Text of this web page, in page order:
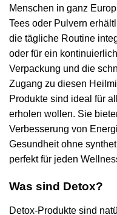
Menschen in ganz
Tees oder Pulvern
die tägliche Routine
oder für ein
Verpackung und die
Zugang zu diesen
Produkte sind ideal für
erholen wollen. Sie
Verbesserung von
Gesundheit ohne
perfekt für jeden
Was sind Detox?
Detox-Produkte sind